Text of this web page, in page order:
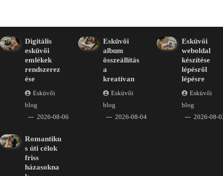
Digitális
esküvői
emlékek
rendszerez
ése
Esküvői
blog
2026-08-06
Esküvői
album
összeállítás
a
kreatívan
Esküvői
blog
2026-08-04
Esküvői
weboldal
készítése
lépésről
lépésre
Esküvői
blog
2026-08-
Romantiku
s úti célok
friss
házasokna